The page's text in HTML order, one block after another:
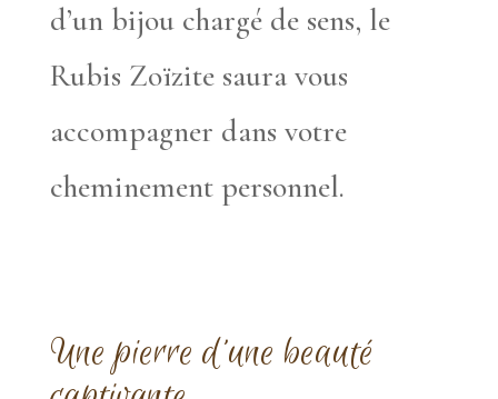
d’un bijou chargé de sens, le
Rubis Zoïzite saura vous
accompagner dans votre
cheminement personnel.
Une pierre d’une beauté